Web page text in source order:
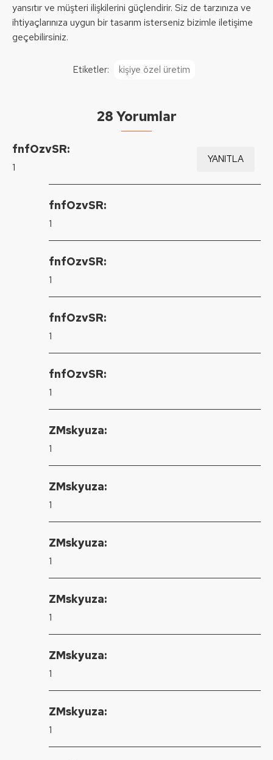
yansıtır ve müşteri ilişkilerini güçlendirir. Siz de tarzınıza ve
ihtiyaçlarınıza uygun bir tasarım isterseniz bizimle iletişime
geçebilirsiniz.
Etiketler: kişiye özel üretim
28 Yorumlar
fnfOzvSR:
YANITLA
1
fnfOzvSR:
1
fnfOzvSR:
1
fnfOzvSR:
1
fnfOzvSR:
1
ZMskyuza:
1
ZMskyuza:
1
ZMskyuza:
1
ZMskyuza:
1
ZMskyuza:
1
ZMskyuza:
1